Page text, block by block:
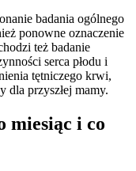
badania ogólnego
ponowne oznaczenie
też badanie
serca płodu i
tętniczego krwi,
dla przyszłej mamy.
miesiąc i co